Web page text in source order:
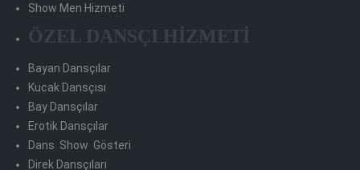
Show Men Hizmeti
ÖZEL DANSÇI HİZMETİ
Bayan Dansçılar
Kucak Dansçısı
Bay Dansçılar
Erotik Dansçılar
Dans Show Gösteri
Direk Dansçıları